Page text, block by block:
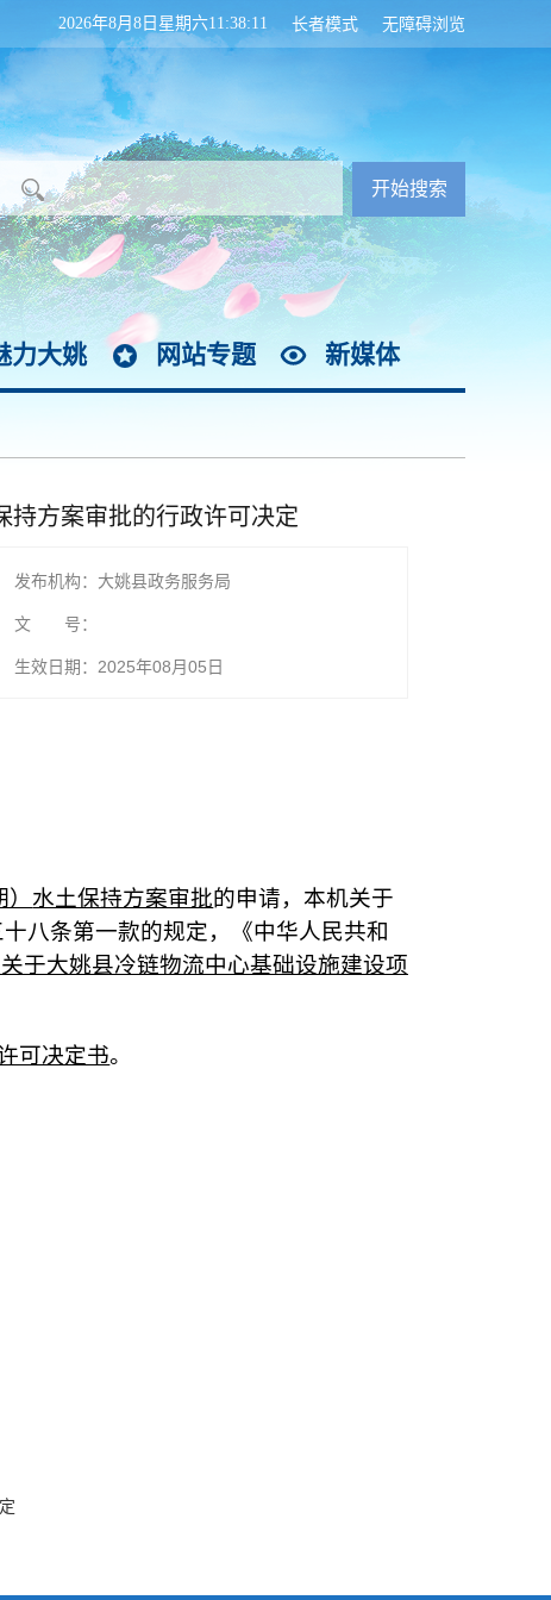
无障碍浏览
长者模式
2026年8月8日星期六11:38:11
力大姚 网站专题 新媒体
持方案审批的行政许可决定
发布机构：大姚县政务服务局
文 号：
生效日期：2025年08月05日
水土保持方案审批的申请，本机关于
八条第一款的规定，《中华人民共和
于大姚县冷链物流中心基础设施建设项
可决定书。